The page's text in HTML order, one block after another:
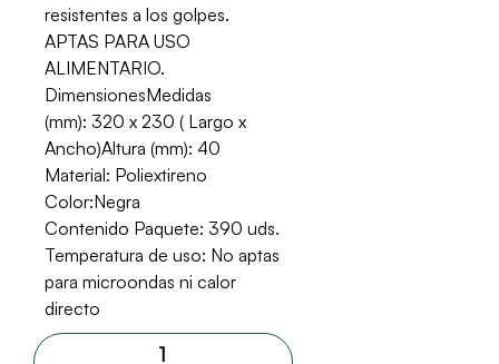
resistentes a los golpes.
APTAS PARA USO
ALIMENTARIO.
DimensionesMedidas
(mm): 320 x 230 ( Largo x
Ancho)Altura (mm): 40
Material: Poliextireno
Color:Negra
Contenido Paquete: 390 uds.
Temperatura de uso: No aptas
para microondas ni calor
directo